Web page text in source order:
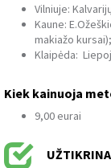
Vilniuje:
Kaune:
makiažo kursai);
Klaipėda:
Kiek kainuoja
9,00 eurai